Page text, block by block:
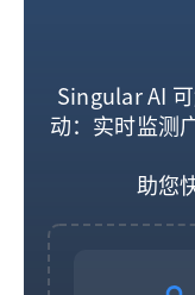
Singular AI
动：实时监测
助您